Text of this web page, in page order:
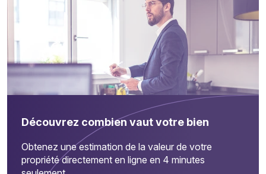
Découvrez combien vaut votre bien
Obtenez une estimation de la valeur de votre
propriété directement en ligne en 4 minutes